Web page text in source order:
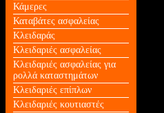
Κάμερες
Καταβάτες ασφαλείας
Κλειδαράς
Κλειδαριές ασφαλείας
Κλειδαριές ασφαλείας για
ρολλά καταστημάτων
Κλειδαριές επίπλων
Κλειδαριές κουτιαστές